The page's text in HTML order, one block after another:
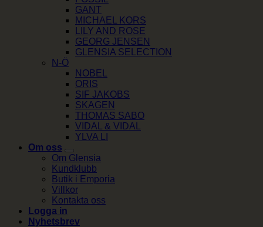
GANT
MICHAEL KORS
LILY AND ROSE
GEORG JENSEN
GLENSIA SELECTION
N-Ö
NOBEL
ORIS
SIF JAKOBS
SKAGEN
THOMAS SABO
VIDAL & VIDAL
YLVA LI
Om oss
Om Glensia
Kundklubb
Butik i Emporia
Villkor
Kontakta oss
Logga in
Nyhetsbrev